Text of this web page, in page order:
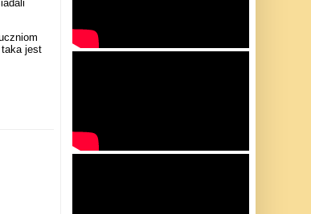
jest